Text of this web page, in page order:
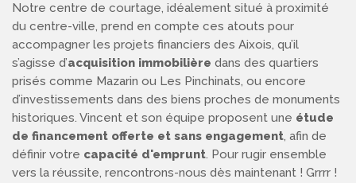
Notre centre de courtage, idéalement situé à proximité
du centre-ville, prend en compte ces atouts pour
accompagner les projets financiers des Aixois, qu’il
s’agisse d’acquisition immobilière dans des quartiers
prisés comme Mazarin ou Les Pinchinats, ou encore
d’investissements dans des biens proches de monuments
historiques. Vincent et son équipe proposent une étude
de financement offerte et sans engagement, afin de
définir votre capacité d'emprunt. Pour rugir ensemble
vers la réussite, rencontrons-nous dès maintenant ! Grrrr !